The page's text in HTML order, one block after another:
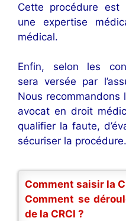
Cette procédure est
une expertise
médical.
Enfin, selon les
sera versée par
Nous recommandons
avocat en droit
qualifier la faute,
sécuriser la procédure.
Comment saisir la
Comment se
de la CRCI ?